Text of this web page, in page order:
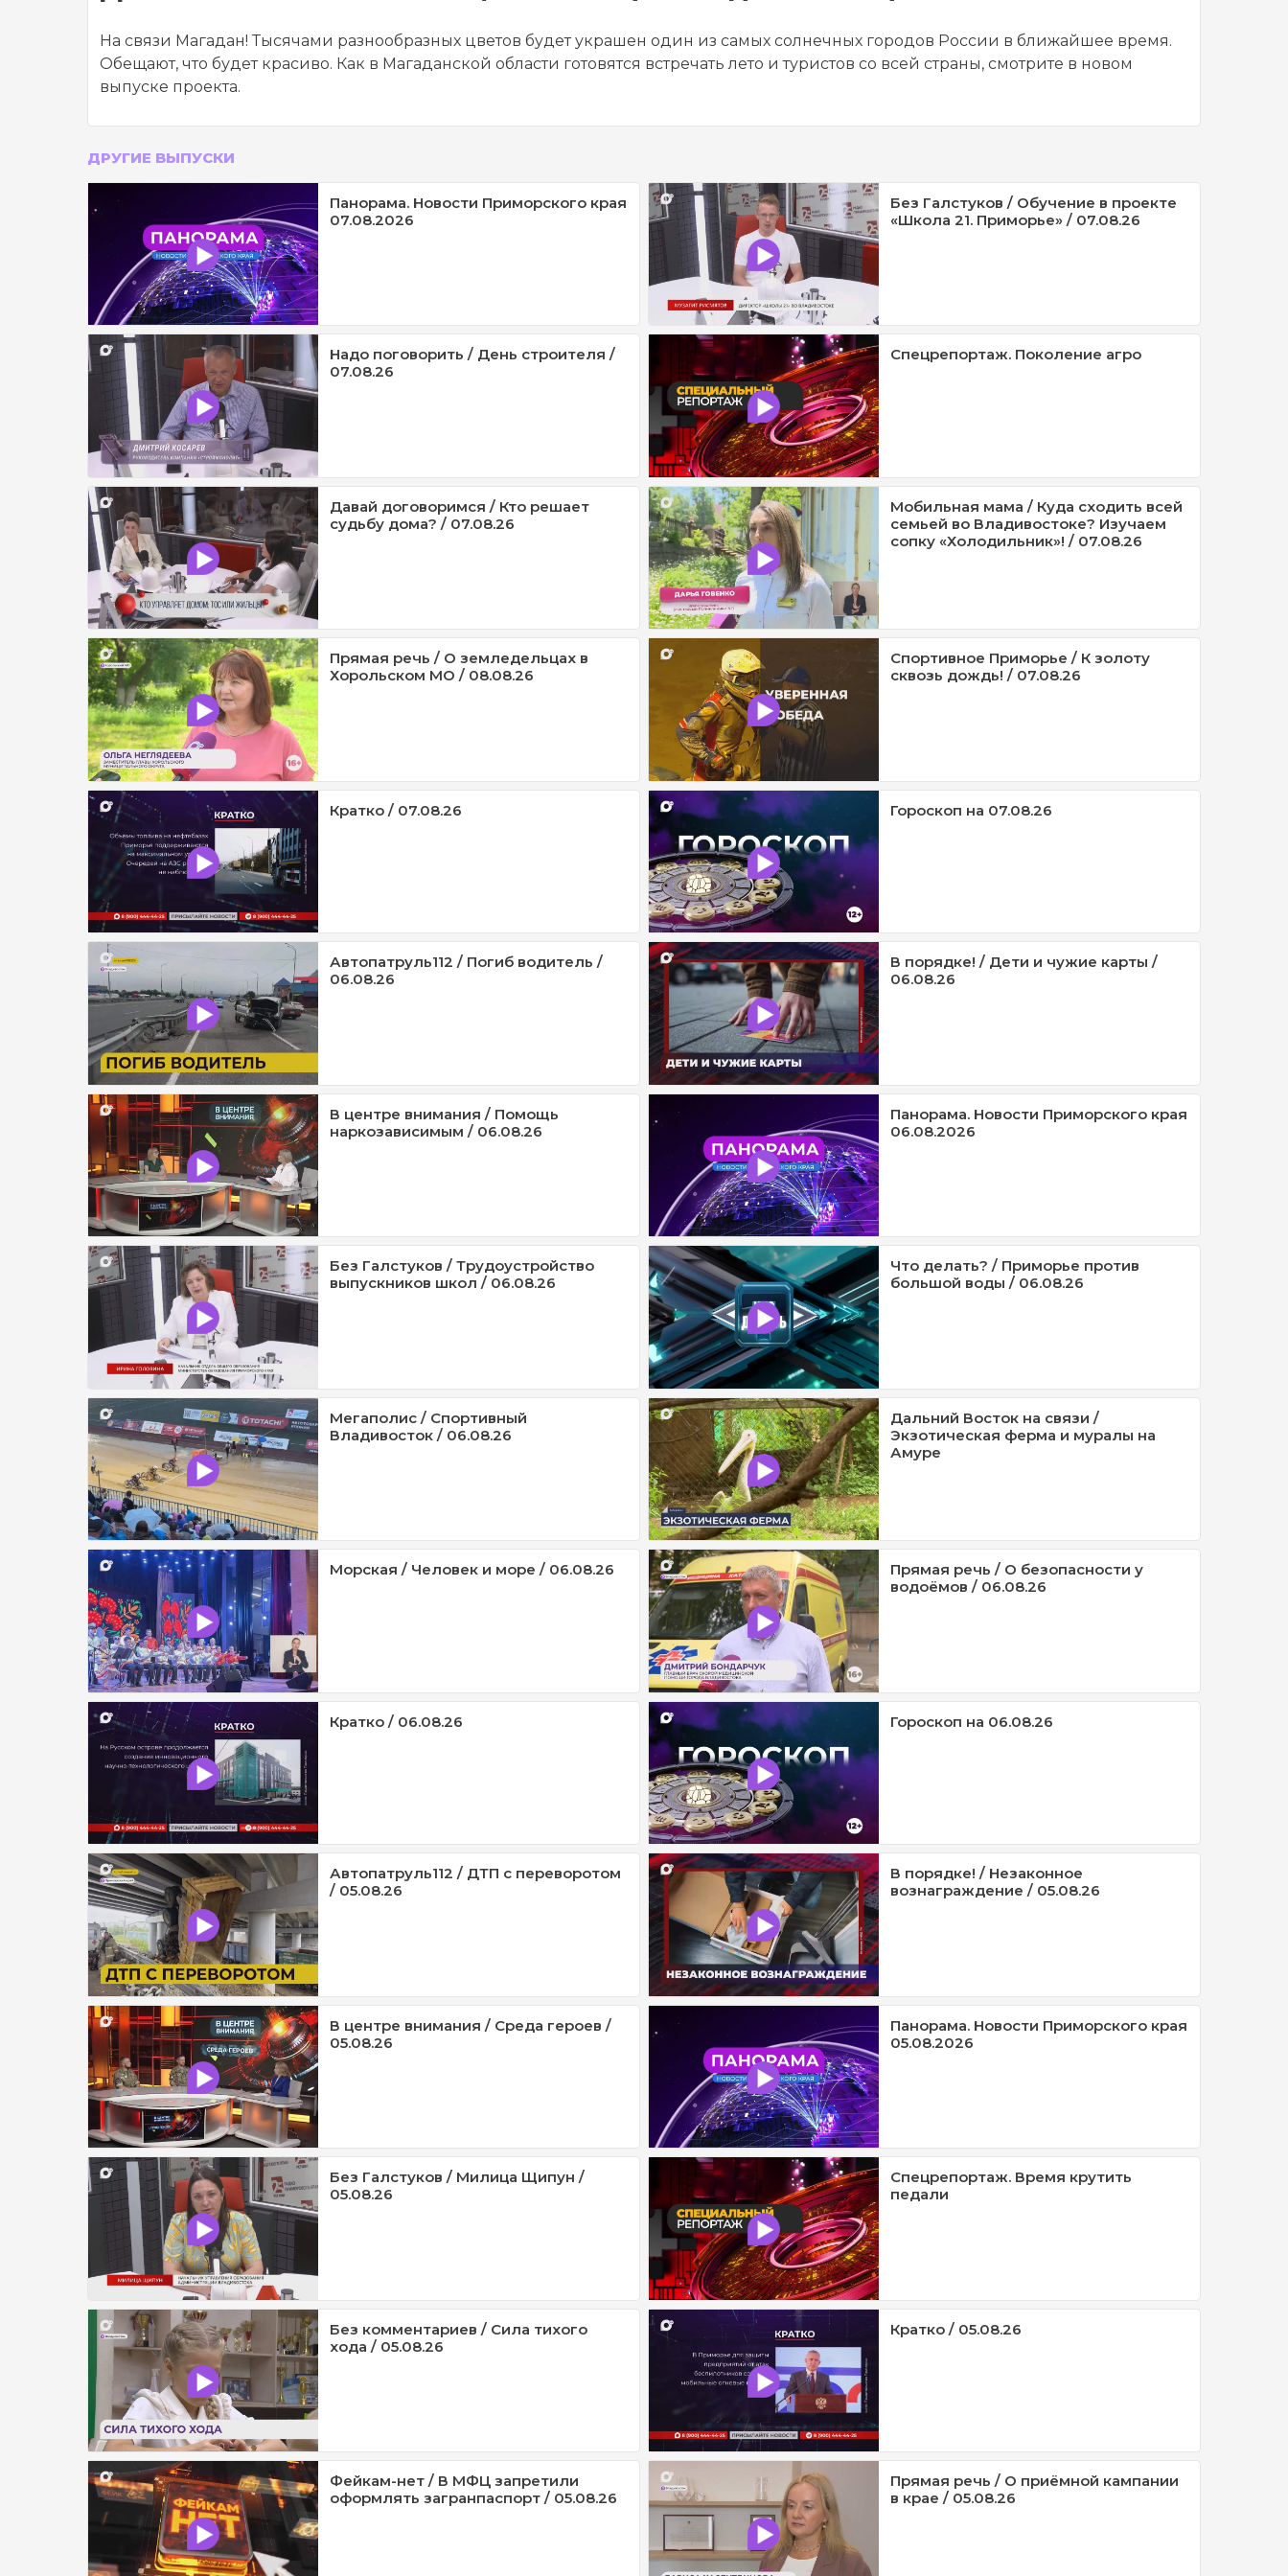
На связи Магадан! Тысячами разнообразных цветов будет украшен один из самых солнечных городов России в ближайшее время.
Обещают, что будет красиво. Как в Магаданской области готовятся встречать лето и туристов со всей страны, смотрите в новом
выпуске проекта.
ДРУГИЕ ВЫПУСКИ
Панорама. Новости Приморского края
07.08.2026
Без Галстуков / Обучение в проекте
«Школа 21. Приморье» / 07.08.26
Надо поговорить / День строителя /
07.08.26
Спецрепортаж. Поколение агро
Давай договоримся / Кто решает
судьбу дома? / 07.08.26
Мобильная мама / Куда сходить всей
семьей во Владивостоке? Изучаем
сопку «Холодильник»! / 07.08.26
Прямая речь / О земледельцах в
Хорольском МО / 08.08.26
Спортивное Приморье / К золоту
сквозь дождь! / 07.08.26
Кратко / 07.08.26 Гороскоп на 07.08.26
Автопатруль112 / Погиб водитель /
06.08.26
В порядке! / Дети и чужие карты /
06.08.26
В центре внимания / Помощь
наркозависимым / 06.08.26
Панорама. Новости Приморского края
06.08.2026
Без Галстуков / Трудоустройство
выпускников школ / 06.08.26
Что делать? / Приморье против
большой воды / 06.08.26
Мегаполис / Спортивный
Владивосток / 06.08.26
Дальний Восток на связи /
Экзотическая ферма и муралы на
Амуре
Морская / Человек и море / 06.08.26
Прямая речь / О безопасности у
водоёмов / 06.08.26
Кратко / 06.08.26 Гороскоп на 06.08.26
Автопатруль112 / ДТП с переворотом
/ 05.08.26
В порядке! / Незаконное
вознаграждение / 05.08.26
В центре внимания / Среда героев /
05.08.26
Панорама. Новости Приморского края
05.08.2026
Без Галстуков / Милица Щипун /
05.08.26
Спецрепортаж. Время крутить
педали
Без комментариев / Сила тихого
хода / 05.08.26
Кратко / 05.08.26
Фейкам-нет / В МФЦ запретили
оформлять загранпаспорт / 05.08.26
Прямая речь / О приёмной кампании
в крае / 05.08.26